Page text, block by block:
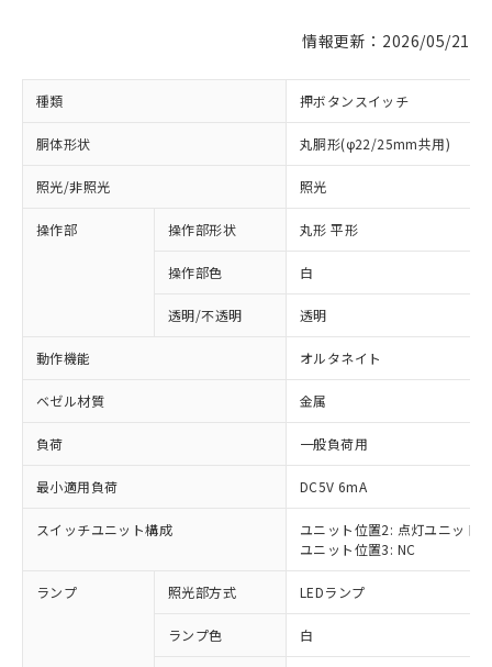
情報更新：2026/05/21
種類 押ボタンスイッチ
胴体形状 丸胴形(φ22/25mm共用)
照光/非照光 照光
操作部 操作部形状 丸形 平形
操作部色 白
透明/不透明 透明
動作機能 オルタネイト
ベゼル材質 金属
負荷 一般負荷用
最小適用負荷 DC5V 6mA
スイッチユニット構成
ユニット位置2: 点灯ユニット
ユニット位置3: NC
ランプ 照光部方式 LEDランプ
ランプ色 白